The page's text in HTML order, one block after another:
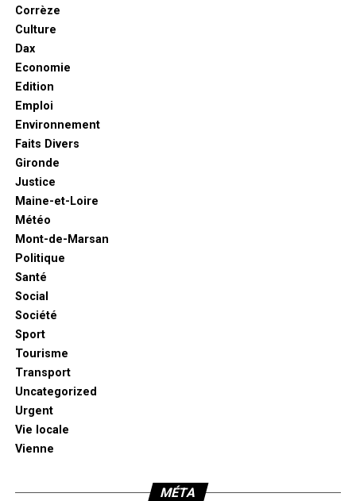
Corrèze
Culture
Dax
Economie
Edition
Emploi
Environnement
Faits Divers
Gironde
Justice
Maine-et-Loire
Météo
Mont-de-Marsan
Politique
Santé
Social
Société
Sport
Tourisme
Transport
Uncategorized
Urgent
Vie locale
Vienne
MÉTA